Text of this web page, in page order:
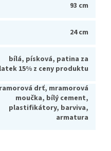
93 cm
24 cm
bílá, písková, patina za
15% z ceny produktu
drť, mramorová
moučka, bílý cement,
plastifikátory, barviva,
armatura